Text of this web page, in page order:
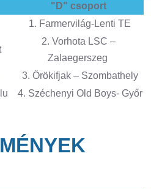
"D" csoport
1. Farmervilág-Lenti TE
2. Vorhota LSC –
Zalaegerszeg
3. Örökifjak – Szombathely
4. Széchenyi Old Boys- Győr